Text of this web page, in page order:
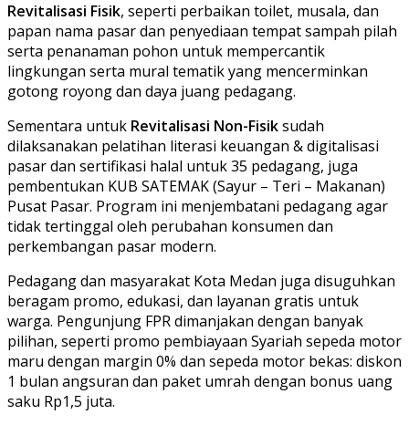
Revitalisasi Fisik, seperti perbaikan toilet, musala, dan
papan nama pasar dan penyediaan tempat sampah pilah
serta penanaman pohon untuk mempercantik
lingkungan serta mural tematik yang mencerminkan
gotong royong dan daya juang pedagang.
Sementara untuk Revitalisasi Non-Fisiksudah
dilaksanakan pelatihan literasi keuangan & digitalisasi
pasar dan sertifikasi halal untuk 35 pedagang, juga
pembentukan KUB SATEMAK (Sayur – Teri – Makanan)
Pusat Pasar. Program ini menjembatani pedagang agar
tidak tertinggal oleh perubahan konsumen dan
perkembangan pasar modern.
Pedagang dan masyarakat Kota Medan juga disuguhkan
beragam promo, edukasi, dan layanan gratis untuk
warga. Pengunjung FPR dimanjakan dengan banyak
pilihan, seperti promo pembiayaan Syariah sepeda motor
maru dengan margin 0% dan sepeda motor bekas: diskon
1 bulan angsuran dan paket umrah dengan bonus uang
saku Rp1,5 juta.